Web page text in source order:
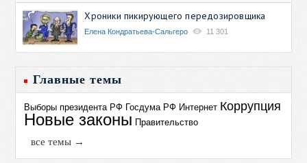
Хроники пикирующего передозировщика
Елена Кондратьева-Сальгеро 11 301
Главные темы
Выборы президента РФ Госдума РФ Интернет Коррупция
Новые законы Правительство
все темы →